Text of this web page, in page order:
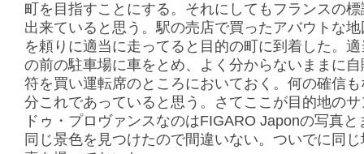
町を目指すことにする。それにしてもフランスの
出来ていると思う。駅の売店で買ったアバウトな
を頼りに適当に走ってると目的の町に到着した。
の前の駐車場に車をとめ、よく分からないままに
符を買い運転席のところにおいておく。何の確信
分これであっていると思う。さてここが目的地の
ドゥ・プロヴァンスなのはFIGARO Japonの写真と
同じ景色を見つけたので間違いない。ついでに同